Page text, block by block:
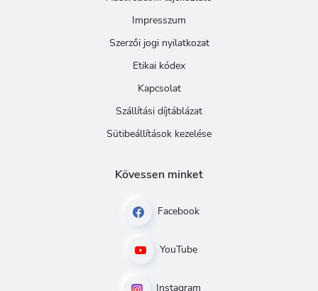
Impresszum
Szerzői jogi nyilatkozat
Etikai kódex
Kapcsolat
Szállítási díjtáblázat
Sütibeállítások kezelése
Kövessen minket
Facebook
YouTube
Instagram